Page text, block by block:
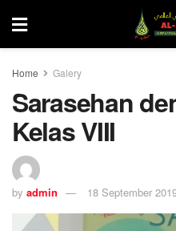
Home Galery
Sarasehan
Kelas VIII
by admin 18 September